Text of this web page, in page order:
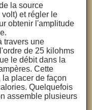
la source
et régler le
obtenir l'amplitude
travers une
de 25 kilohms
le débit dans la
Cette
placer de façon
Quelquefois
assemble plusieurs